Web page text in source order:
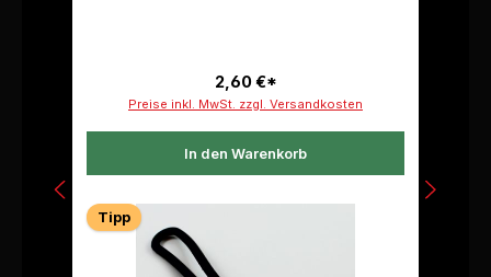
2,60 €*
Preise inkl. MwSt. zzgl. Versandkosten
In den Warenkorb
Tipp